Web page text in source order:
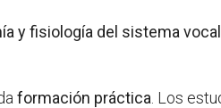
y fisiología del sistema vocal
formación práctica . Los